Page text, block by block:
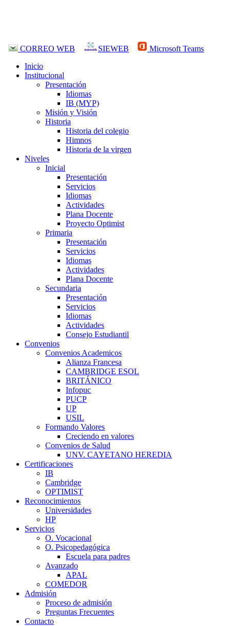
CORREO WEB SIEWEB
Microsoft Teams
Inicio
Institucional
Presentación
Idiomas
IB (MYP)
Misión y Visión
Historia
Historia del colegio
Himnos
Historia de la virgen
Niveles
Inicial
Presentación
Servicios
Idiomas
Actividades
Plana Docente
Proyecto Optimist
Primaria
Presentación
Servicios
Idiomas
Actividades
Plana Docente
Secundaria
Presentación
Servicios
Idiomas
Actividades
Consejo Estudiantil
Convenios
Convenios Academicos
Alianza Francesa
CAMBRIDGE ESOL
BRITÁNICO
Infopuc
PUCP
UP
USIL
Formando Valores
Creciendo en valores
Convenios de Salud
UNV. CAYETANO HEREDIA
Certificaciones
IB
Cambridge
OPTIMIST
Reconocimientos
Universidades
HP
Servicios
O. Vocacional
O. Psicopedagógica
Escuela para padres
Avanzado
APAL
COMEDOR
Admisión
Proceso de admisión
Preguntas Frecuentes
Contacto